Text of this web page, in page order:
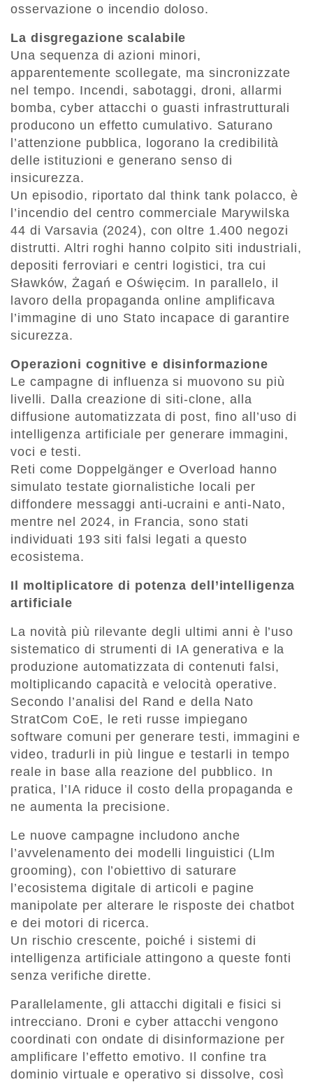
osservazione o incendio doloso.
La disgregazione scalabile
Una sequenza di azioni minori,
apparentemente scollegate, ma sincronizzate
nel tempo. Incendi, sabotaggi, droni, allarmi
bomba, cyber attacchi o guasti infrastrutturali
producono un effetto cumulativo. Saturano
l’attenzione pubblica, logorano la credibilità
delle istituzioni e generano senso di
insicurezza.
Un episodio, riportato dal think tank polacco, è
l’incendio del centro commerciale Marywilska
44 di Varsavia (2024), con oltre 1.400 negozi
distrutti. Altri roghi hanno colpito siti industriali,
depositi ferroviari e centri logistici, tra cui
Sławków, Żagań e Oświęcim. In parallelo, il
lavoro della propaganda online amplificava
l’immagine di uno Stato incapace di garantire
sicurezza.
Operazioni cognitive e disinformazione
Le campagne di influenza si muovono su più
livelli. Dalla creazione di siti-clone, alla
diffusione automatizzata di post, fino all’uso di
intelligenza artificiale per generare immagini,
voci e testi.
Reti come Doppelgänger e Overload hanno
simulato testate giornalistiche locali per
diffondere messaggi anti-ucraini e anti-Nato,
mentre nel 2024, in Francia, sono stati
individuati 193 siti falsi legati a questo
ecosistema.
Il moltiplicatore di potenza dell’intelligenza
artificiale
La novità più rilevante degli ultimi anni è l’uso
sistematico di strumenti di IA generativa e la
produzione automatizzata di contenuti falsi,
moltiplicando capacità e velocità operative.
Secondo l’analisi del Rand e della Nato
StratCom CoE, le reti russe impiegano
software comuni per generare testi, immagini e
video, tradurli in più lingue e testarli in tempo
reale in base alla reazione del pubblico. In
pratica, l’IA riduce il costo della propaganda e
ne aumenta la precisione.
Le nuove campagne includono anche
l’avvelenamento dei modelli linguistici (Llm
grooming), con l’obiettivo di saturare
l’ecosistema digitale di articoli e pagine
manipolate per alterare le risposte dei chatbot
e dei motori di ricerca.
Un rischio crescente, poiché i sistemi di
intelligenza artificiale attingono a queste fonti
senza verifiche dirette.
Parallelamente, gli attacchi digitali e fisici si
intrecciano. Droni e cyber attacchi vengono
coordinati con ondate di disinformazione per
amplificare l’effetto emotivo. Il confine tra
dominio virtuale e operativo si dissolve, così